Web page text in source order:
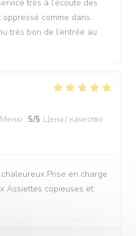
très à l’écoute des
comme dans
très bon de l’entrée au
Меню : 5/5 Цена / качество :
Prise en charge
Assiettes copieuses et